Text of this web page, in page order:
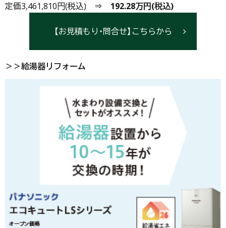
定価3,461,810円(税込) ⇒ 192.28万円(税込)
【お見積もり・問合せ】こちらから
＞＞給湯器リフォーム